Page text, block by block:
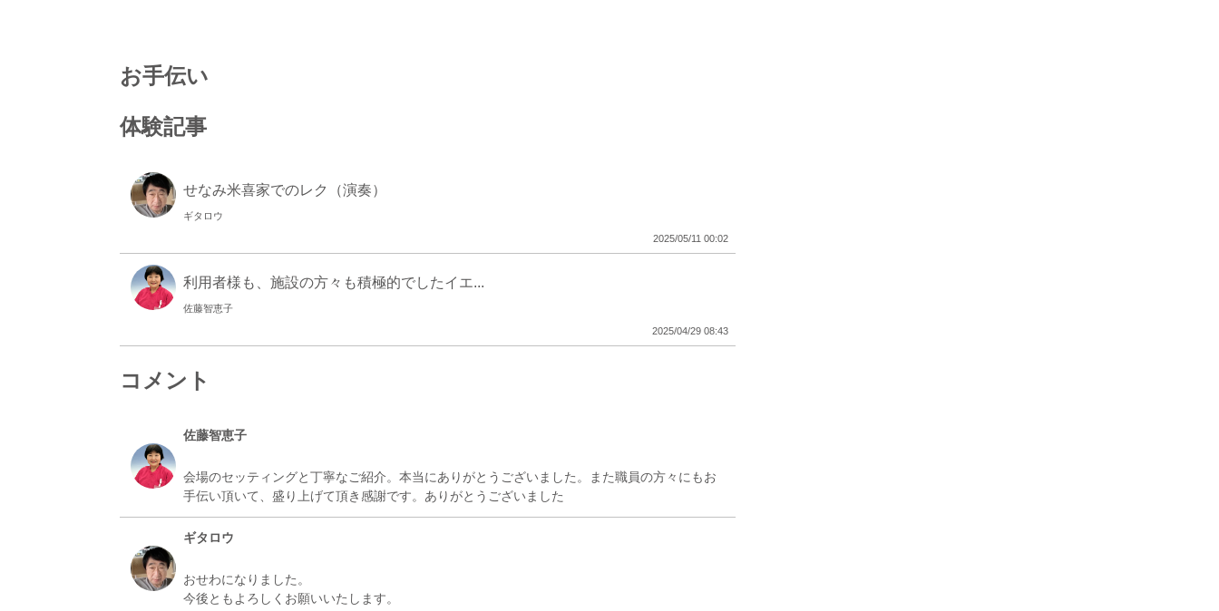
お手伝い
体験記事
せなみ米喜家でのレク（演奏）
ギタロウ
2025/05/11 00:02
利用者様も、施設の方々も積極的でしたイエ...
佐藤智恵子
2025/04/29 08:43
コメント
佐藤智恵子
会場のセッティングと丁寧なご紹介。本当にありがとうございました。また職員の方々にもお
ギタロウ
おせわになりました。